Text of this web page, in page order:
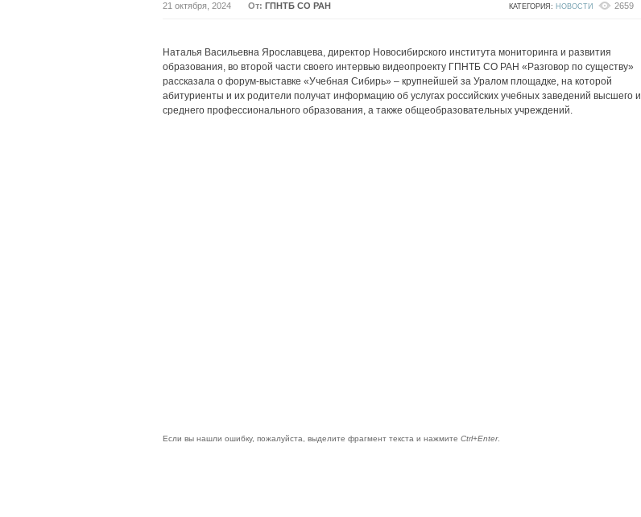
21 октября, 2024 От: ГПНТБ СО РАН КАТЕГОРИЯ: НОВОСТИ 2659
Наталья Васильевна Ярославцева, директор Новосибирского института мониторинга и развития
образования, во второй части своего интервью видеопроекту ГПНТБ СО РАН «Разговор по существу»
рассказала о форум-выставке «Учебная Сибирь» – крупнейшей за Уралом площадке, на которой
абитуриенты и их родители получат информацию об услугах российских учебных заведений высшего и
среднего профессионального образования, а также общеобразовательных учреждений.
Если вы нашли ошибку, пожалуйста, выделите фрагмент текста и нажмите Ctrl+Enter.